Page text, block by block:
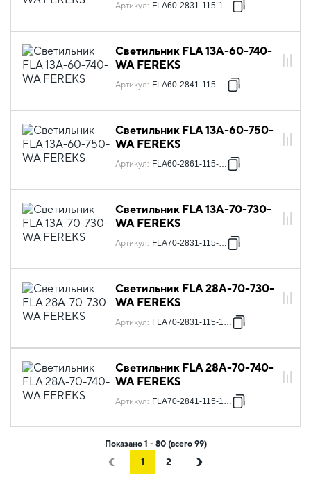
Артикул: FLA60-2831-115-1281
Светильник FLA 13A-60-740-
WA FEREKS
Артикул: FLA60-2841-115-128
Светильник FLA 13A-60-750-
WA FEREKS
Артикул: FLA60-2861-115-128
Светильник FLA 13A-70-730-
WA FEREKS
Артикул: FLA70-2831-115-128
Светильник FLA 28A-70-730-
WA FEREKS
Артикул: FLA70-2831-115-1281
Светильник FLA 28A-70-740-
WA FEREKS
Артикул: FLA70-2841-115-1281
Показано 1 - 80 (всего 99)
1 2